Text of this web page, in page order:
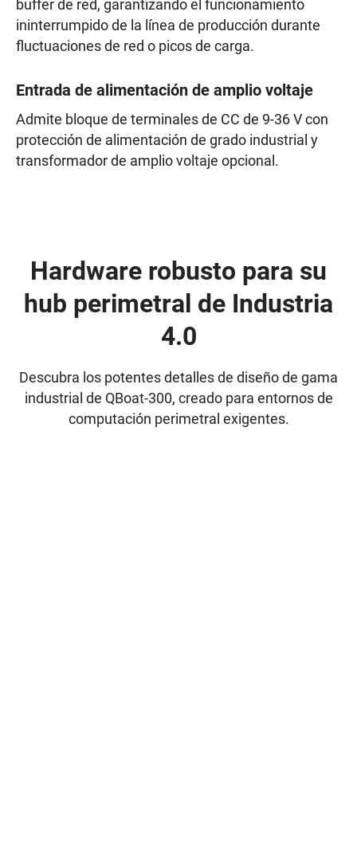
buffer de red, garantizando el funcionamiento
ininterrumpido de la línea de producción durante
fluctuaciones de red o picos de carga.
Entrada de alimentación de amplio voltaje
Admite bloque de terminales de CC de 9-36 V con
protección de alimentación de grado industrial y
transformador de amplio voltaje opcional.
Hardware robusto para su
hub perimetral de Industria
4.0
Descubra los potentes detalles de diseño de gama
industrial de QBoat-300, creado para entornos de
computación perimetral exigentes.